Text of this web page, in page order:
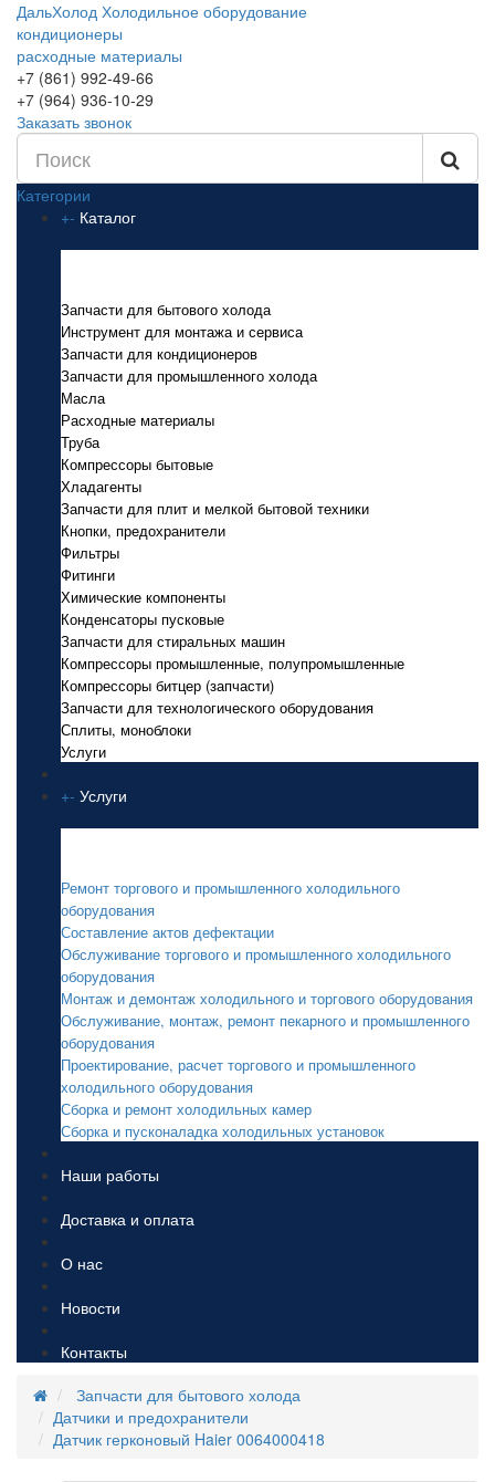
ДальХолод Холодильное оборудование
кондиционеры
расходные материалы
+7 (861) 992-49-66
+7 (964) 936-10-29
Заказать звонок
Категории
+- Каталог
Запчасти для бытового холода
Инструмент для монтажа и сервиса
Запчасти для кондиционеров
Запчасти для промышленного холода
Масла
Расходные материалы
Труба
Компрессоры бытовые
Хладагенты
Запчасти для плит и мелкой бытовой техники
Кнопки, предохранители
Фильтры
Фитинги
Химические компоненты
Конденсаторы пусковые
Запчасти для стиральных машин
Компрессоры промышленные, полупромышленные
Компрессоры битцер (запчасти)
Запчасти для технологического оборудования
Сплиты, моноблоки
Услуги
+- Услуги
Ремонт торгового и промышленного холодильного
оборудования
Составление актов дефектации
Обслуживание торгового и промышленного холодильного
оборудования
Монтаж и демонтаж холодильного и торгового оборудования
Обслуживание, монтаж, ремонт пекарного и промышленного
оборудования
Проектирование, расчет торгового и промышленного
холодильного оборудования
Сборка и ремонт холодильных камер
Сборка и пусконаладка холодильных установок
Наши работы
Доставка и оплата
О нас
Новости
Контакты
Запчасти для бытового холода
Датчики и предохранители
Датчик герконовый Haier 0064000418